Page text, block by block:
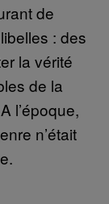
de
: des
la vérité
de la
l’époque,
n’était